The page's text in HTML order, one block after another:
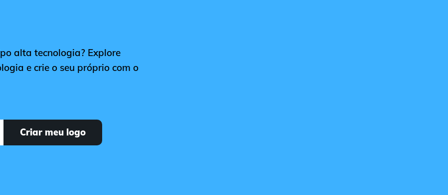
alta tecnologia? Explore
e crie o seu próprio com o
Criar meu logo